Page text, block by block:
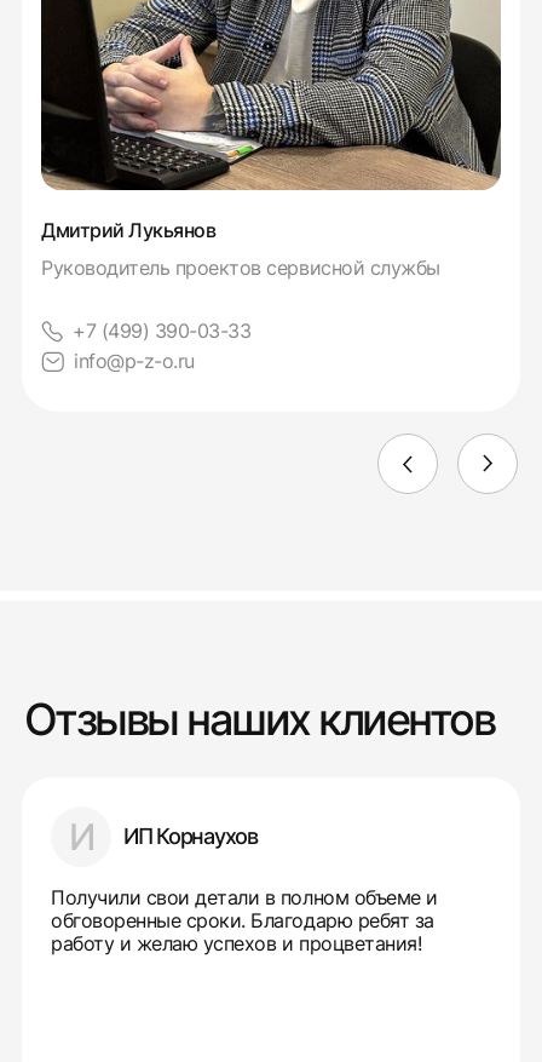
Дмитрий Лукьянов
Руководитель проектов сервисной службы
+7 (499) 390-03-33
info@p-z-o.ru
Отзывы наших клиентов
И ИП Корнаухов
Получили свои детали в полном объеме и
обговоренные сроки. Благодарю ребят за
работу и желаю успехов и процветания!